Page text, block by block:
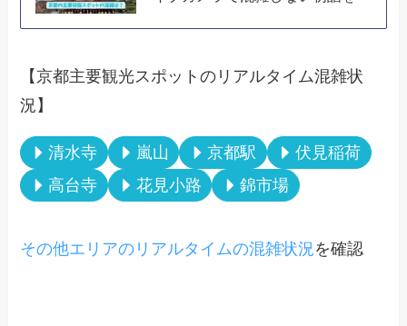
【京都主要観光スポットのリアルタイム混雑状
況】
清水寺 嵐山 京都駅
伏見稲荷
高台寺
花見小路 錦市場
その他エリアのリアルタイムの混雑状況を確認